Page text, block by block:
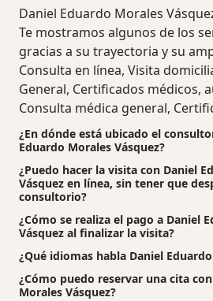
Daniel Eduardo Morales
Te mostramos algunos de los
gracias a su trayectoria y su
Consulta en línea, Visita
General, Certificados médicos,
Consulta médica general,
¿En dónde está ubicado el
Eduardo Morales Vásquez?
¿Puedo hacer la visita con Daniel
Vásquez en línea, sin tener que
consultorio?
¿Cómo se realiza el pago a Daniel
Vásquez al finalizar la visita?
¿Qué idiomas habla Daniel
¿Cómo puedo reservar una cita
Morales Vásquez?